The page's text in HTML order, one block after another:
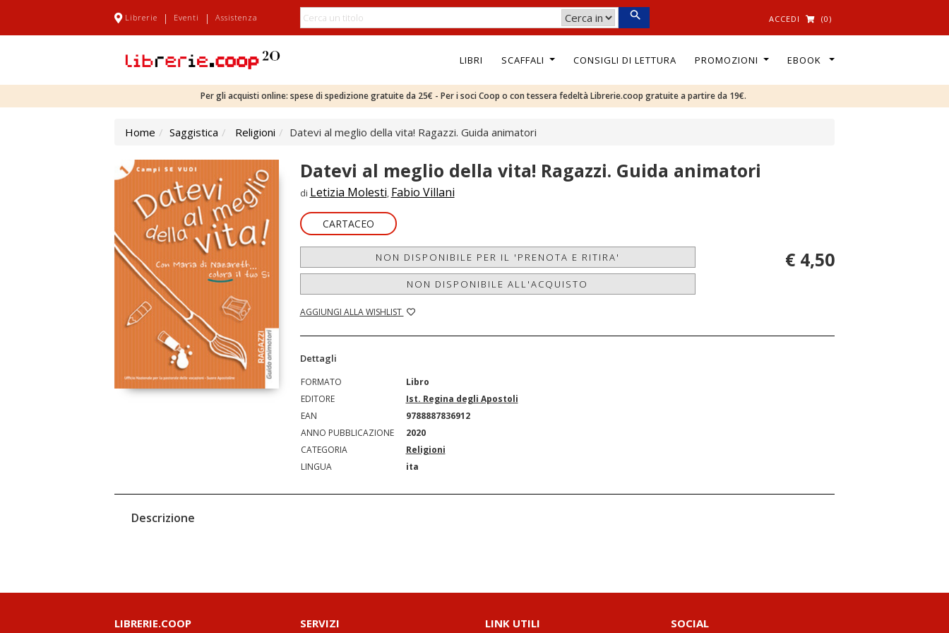
Librerie | Eventi | Assistenza ACCEDI (0)
LIBRI SCAFFALI CONSIGLI DI LETTURA PROMOZIONI EBOOK
Per gli acquisti online: spese di spedizione gratuite da 25€ - Per i soci Coop o con tessera fedeltà Librerie.coop gratuite a partire da 19€.
Home Saggistica Religioni Datevi al meglio della vita! Ragazzi. Guida animatori
Datevi al meglio della vita! Ragazzi. Guida animatori
di Letizia Molesti, Fabio Villani
CARTACEO
NON DISPONIBILE PER IL 'PRENOTA E RITIRA'
NON DISPONIBILE ALL'ACQUISTO
AGGIUNGI ALLA WISHLIST
€ 4,50
Dettagli
FORMATO
Libro
EDITORE
Ist. Regina degli Apostoli
EAN
9788887836912
ANNO PUBBLICAZIONE
2020
CATEGORIA
Religioni
LINGUA
ita
Descrizione
LIBRERIE.COOP SERVIZI LINK UTILI SOCIAL